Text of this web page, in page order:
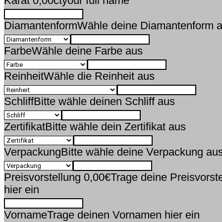
DiamantenformWähle deine Diamantenform
FarbeWähle deine Farbe aus
ReinheitWähle die Reinheit aus
SchliffBitte wähle deinen Schliff aus
ZertifikatBitte wähle dein Zertifikat aus
VerpackungBitte wähle deine Verpackung
Preisvorstellung 0,00€Trage deine
hier ein
VornameTrage deinen Vornamen hier ein